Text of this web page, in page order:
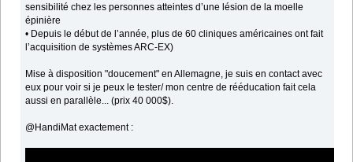
sensibilité chez les personnes atteintes d’une lésion de la moelle
épinière
• Depuis le début de l’année, plus de 60 cliniques américaines ont fait
l’acquisition de systèmes ARC-EX)
Mise à disposition "doucement" en Allemagne, je suis en contact avec
eux pour voir si je peux le tester/ mon centre de rééducation fait cela
aussi en parallèle... (prix 40 000$).
@HandiMat exactement :